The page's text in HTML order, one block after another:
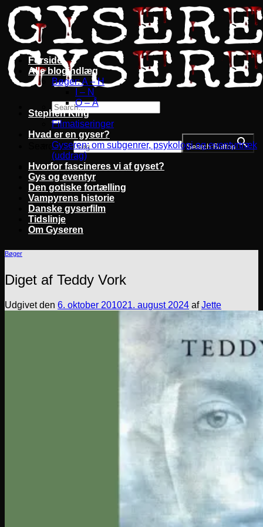
Fortsæt
til
indhold
Search for: Search Button
Forside
Alle blogindlæg
Bøger: A – H
I – N
O – Å
Stephen King
Filmatiseringer
Hvad er en gyser?
Gyseren: om subgenrer, psykologi og eventyrtræk
(uddrag)
Hvorfor fascineres vi af gyset?
Gys og eventyr
Den gotiske fortælling
Vampyrens historie
Danske gyserfilm
Tidslinje
Om Gyseren
Bøger
Diget af Teddy Vork
Udgivet den 6. oktober 201021. august 2024 afJette